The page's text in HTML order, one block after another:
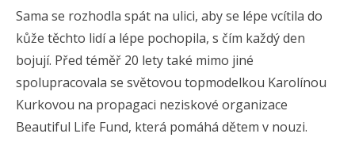
Sama se rozhodla spát na ulici, aby se lépe vcítila do
kůže těchto lidí a lépe pochopila, s čím každý den
bojují. Před téměř 20 lety také mimo jiné
spolupracovala se světovou topmodelkou Karolínou
Kurkovou na propagaci neziskové organizace
Beautiful Life Fund, která pomáhá dětem v nouzi.